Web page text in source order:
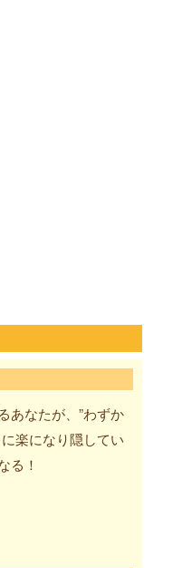
あなたが、”わずか
楽になり隠してい
る！